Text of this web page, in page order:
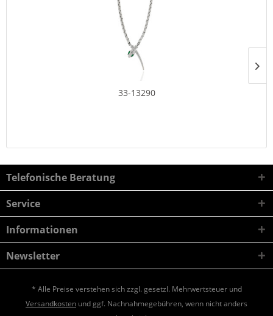
33-13290
Telefonische Beratung
Service
Informationen
Newsletter
* Alle Preise verstehen sich zzgl. gesetzl. Mehrwertsteuer und
Versandkosten und ggf. Nachnahmegebühren, wenn nicht anders